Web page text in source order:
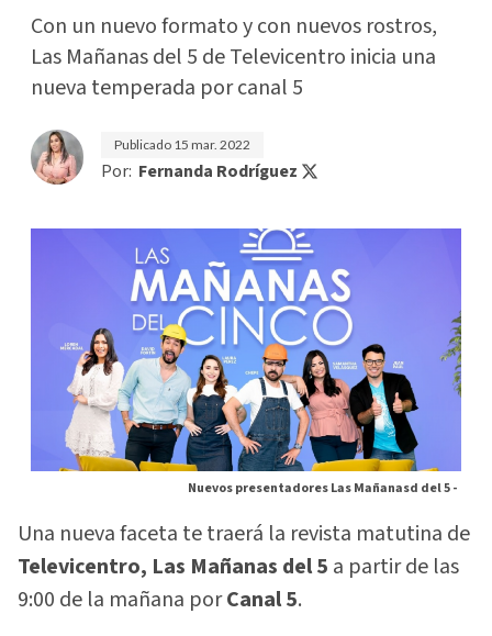
Con un nuevo formato y con nuevos rostros,
Las Mañanas del 5 de Televicentro inicia una
nueva temperada por canal 5
Publicado 15 mar. 2022
Por: Fernanda Rodríguez
Nuevos presentadores Las Mañanasd del 5 -
Una nueva faceta te traerá la revista matutina de
Televicentro, Las Mañanas del 5 a partir de las
9:00 de la mañana porCanal 5.